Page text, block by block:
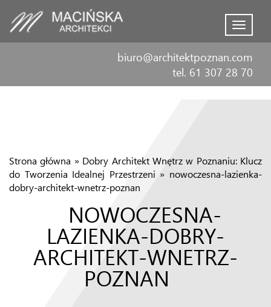
Menu
biuro@architektpoznan.com
tel. 61 307 28 70
Strona główna » Dobry Architekt Wnętrz w Poznaniu: Klucz
do Tworzenia Idealnej Przestrzeni » nowoczesna-lazienka-
dobry-architekt-wnetrz-poznan
NOWOCZESNA-
LAZIENKA-DOBRY-
ARCHITEKT-WNETRZ-
POZNAN